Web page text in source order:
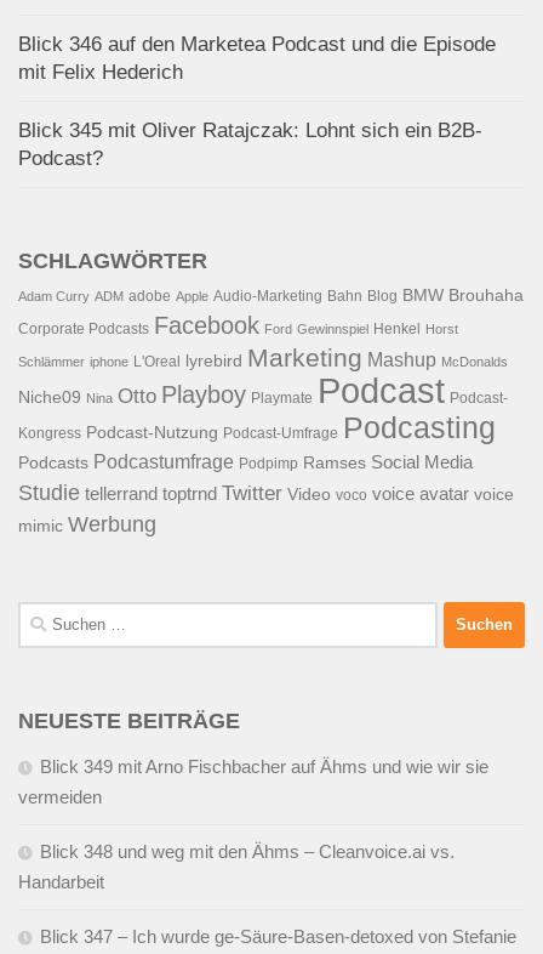
Blick 346 auf den Marketea Podcast und die Episode
mit Felix Hederich
Blick 345 mit Oliver Ratajczak: Lohnt sich ein B2B-
Podcast?
SCHLAGWÖRTER
Adam Curry ADM adobe Apple Audio-Marketing Bahn Blog BMW Brouhaha
Corporate Podcasts Facebook Ford Gewinnspiel Henkel Horst
Schlämmer iphone L'Oreal lyrebird Marketing Mashup McDonalds
Niche09 Nina Otto Playboy Playmate Podcast Podcast-
Kongress Podcast-Nutzung Podcast-Umfrage Podcasting
Podcasts Podcastumfrage Podpimp Ramses Social Media
Studie tellerrand toptrnd Twitter Video voco voice avatar voice
mimic Werbung
Suchen
nach:
NEUESTE BEITRÄGE
Blick 349 mit Arno Fischbacher auf Ähms und wie wir sie
vermeiden
Blick 348 und weg mit den Ähms – Cleanvoice.ai vs.
Handarbeit
Blick 347 – Ich wurde ge-Säure-Basen-detoxed von Stefanie